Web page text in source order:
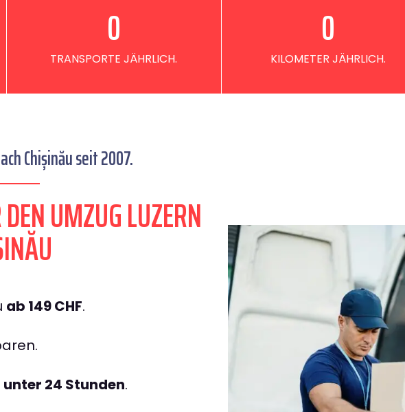
TRANSPORTE JÄHRLICH.
0
KILOMETER JÄHRLICH.
0
Chișinău seit 2007.
UMZUG LUZERN
ab 149 CHF.
unter 24 Stunden.